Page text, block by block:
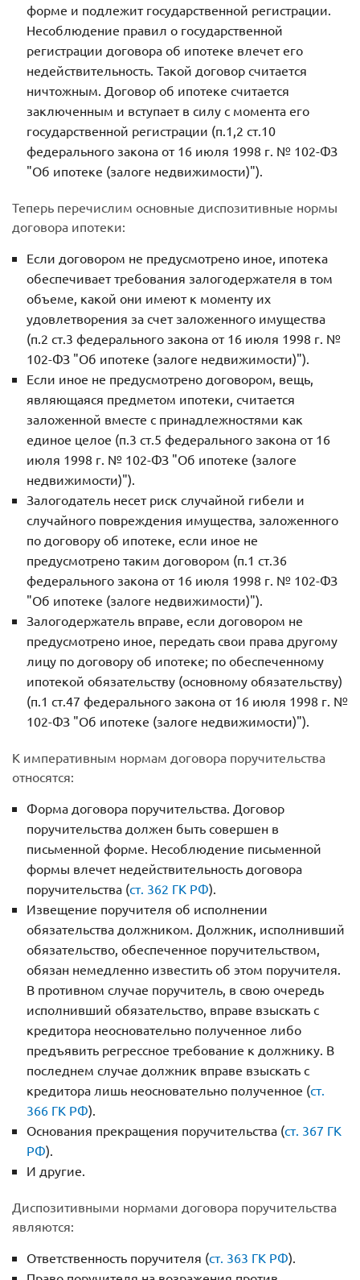
форме и подлежит государственной регистрации.
Несоблюдение правил о государственной
регистрации договора об ипотеке влечет его
недействительность. Такой договор считается
ничтожным. Договор об ипотеке считается
заключенным и вступает в силу с момента его
государственной регистрации (п.1,2 ст.10
федерального закона от 16 июля 1998 г. № 102-ФЗ
"Об ипотеке (залоге недвижимости)").
Теперь перечислим основные диспозитивные нормы
договора ипотеки:
Если договором не предусмотрено иное, ипотека
обеспечивает требования залогодержателя в том
объеме, какой они имеют к моменту их
удовлетворения за счет заложенного имущества
(п.2 ст.3 федерального закона от 16 июля 1998 г. №
102-ФЗ "Об ипотеке (залоге недвижимости)").
Если иное не предусмотрено договором, вещь,
являющаяся предметом ипотеки, считается
заложенной вместе с принадлежностями как
единое целое (п.3 ст.5 федерального закона от 16
июля 1998 г. № 102-ФЗ "Об ипотеке (залоге
недвижимости)").
Залогодатель несет риск случайной гибели и
случайного повреждения имущества, заложенного
по договору об ипотеке, если иное не
предусмотрено таким договором (п.1 ст.36
федерального закона от 16 июля 1998 г. № 102-ФЗ
"Об ипотеке (залоге недвижимости)").
Залогодержатель вправе, если договором не
предусмотрено иное, передать свои права другому
лицу по договору об ипотеке; по обеспеченному
ипотекой обязательству (основному обязательству)
(п.1 ст.47 федерального закона от 16 июля 1998 г. №
102-ФЗ "Об ипотеке (залоге недвижимости)").
К императивным нормам договора поручительства
относятся:
Форма договора поручительства. Договор
поручительства должен быть совершен в
письменной форме. Несоблюдение письменной
формы влечет недействительность договора
поручительства (ст. 362 ГК РФ).
Извещение поручителя об исполнении
обязательства должником. Должник, исполнивший
обязательство, обеспеченное поручительством,
обязан немедленно известить об этом поручителя.
В противном случае поручитель, в свою очередь
исполнивший обязательство, вправе взыскать с
кредитора неосновательно полученное либо
предъявить регрессное требование к должнику. В
последнем случае должник вправе взыскать с
кредитора лишь неосновательно полученное (ст.
366 ГК РФ).
Основания прекращения поручительства (ст. 367 ГК
РФ).
И другие.
Диспозитивными нормами договора поручительства
являются:
Ответственность поручителя (ст. 363 ГК РФ).